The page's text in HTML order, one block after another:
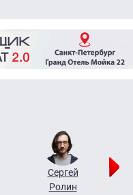
Сергей
Ролин